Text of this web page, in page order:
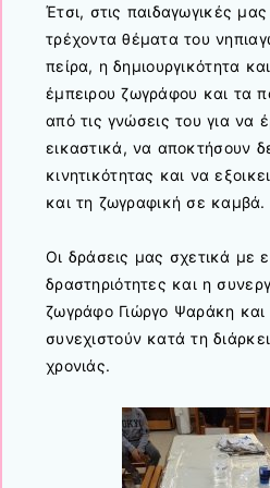
Έτσι, στις παιδαγωγικές
τρέχοντα θέματα του
πείρα, η δημιουργικότητα
έμπειρου ζωγράφου και τα
από τις γνώσεις του για να
εικαστικά, να αποκτήσουν
κινητικότητας και να
και τη ζωγραφική σε καμβά.
Οι δράσεις μας σχετικά με
δραστηριότητες και η
ζωγράφο Γιώργο Ψαράκη και
συνεχιστούν κατά τη
χρονιάς.